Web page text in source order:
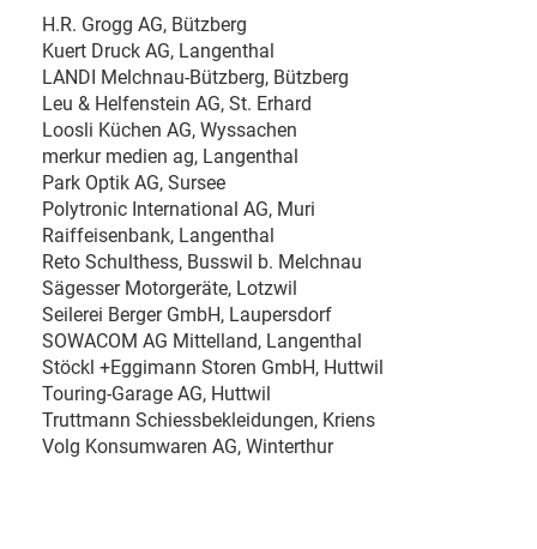
H.R. Grogg AG, Bützberg
Kuert Druck AG, Langenthal
LANDI Melchnau-Bützberg, Bützberg
Leu & Helfenstein AG, St. Erhard
Loosli Küchen AG, Wyssachen
merkur medien ag, Langenthal
Park Optik AG, Sursee
Polytronic International AG, Muri
Raiffeisenbank, Langenthal
Reto Schulthess, Busswil b. Melchnau
Sägesser Motorgeräte, Lotzwil
Seilerei Berger GmbH, Laupersdorf
SOWACOM AG Mittelland, Langenthal
Stöckl +Eggimann Storen GmbH, Huttwil
Touring-Garage AG, Huttwil
Truttmann Schiessbekleidungen, Kriens
Volg Konsumwaren AG, Winterthur